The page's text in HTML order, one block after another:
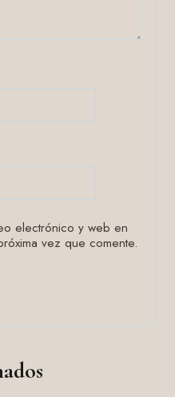
electrónico y web en
vez que comente.